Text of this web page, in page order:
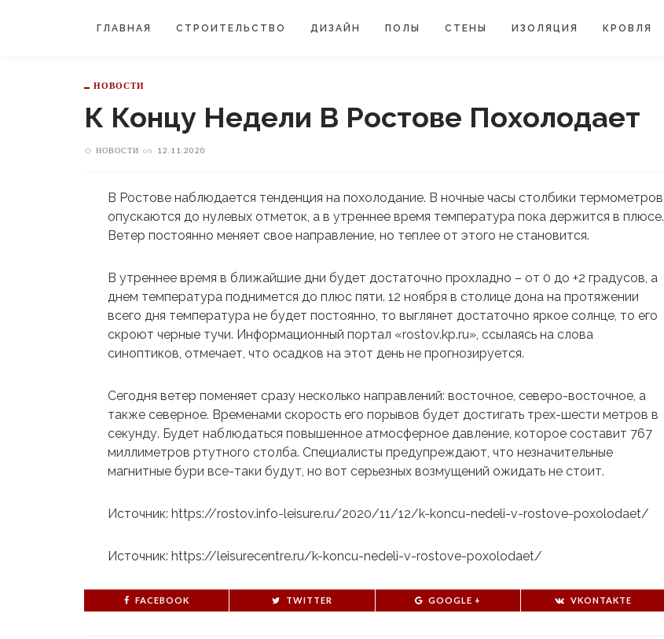
ГЛАВНАЯ СТРОИТЕЛЬСТВО ДИЗАЙН ПОЛЫ СТЕНЫ ИЗОЛЯЦИЯ КРОВЛЯ
НОВОСТИ
К Концу Недели В Ростове Похолодает
НОВОСТИ on 12.11.2020
В Ростове наблюдается тенденция на похолодание. В ночные часы столбики термометров
опускаются до нулевых отметок, а в утреннее время температура пока держится в плюсе.
Ветер постоянно меняет свое направление, но теплее от этого не становится.
В утреннее время в ближайшие дни будет достаточно прохладно – от 0 до +2 градусов, а
днем температура поднимется до плюс пяти. 12 ноября в столице дона на протяжении
всего дня температура не будет постоянно, то выглянет достаточно яркое солнце, то его
скроют черные тучи. Информационный портал «rostov.kp.ru», ссылаясь на слова
синоптиков, отмечает, что осадков на этот день не прогнозируется.
Сегодня ветер поменяет сразу несколько направлений: восточное, северо-восточное, а
также северное. Временами скорость его порывов будет достигать трех-шести метров в
секунду. Будет наблюдаться повышенное атмосферное давление, которое составит 767
миллиметров ртутного столба. Специалисты предупреждают, что незначительные
магнитные бури все-таки будут, но вот серьезных возмущений ожидать не стоит.
Источник: https://rostov.info-leisure.ru/2020/11/12/k-koncu-nedeli-v-rostove-poxolodaet/
Источник: https://leisurecentre.ru/k-koncu-nedeli-v-rostove-poxolodaet/
FACEBOOK TWITTER GOOGLE + VKONTAKTE